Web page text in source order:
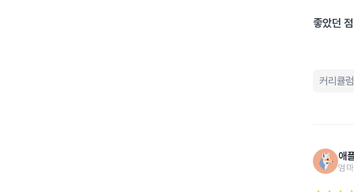
좋았던 점
커리큘
애
엄